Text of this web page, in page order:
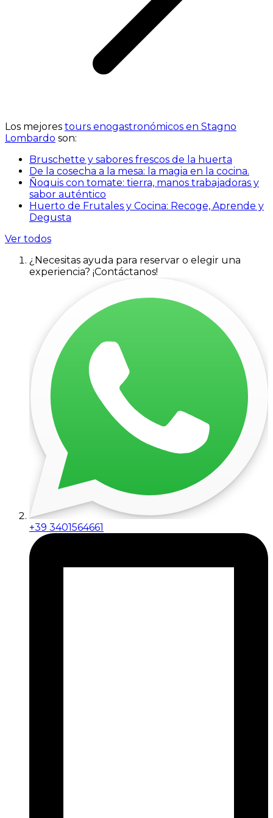
Los mejores tours enogastronómicos en Stagno
Lombardo son:
Bruschette y sabores frescos de la huerta
De la cosecha a la mesa: la magia en la cocina.
Ñoquis con tomate: tierra, manos trabajadoras y
sabor auténtico
Huerto de Frutales y Cocina: Recoge, Aprende y
Degusta
Ver todos
¿Necesitas ayuda para reservar o elegir una
experiencia? ¡Contáctanos!
+39 3401564661